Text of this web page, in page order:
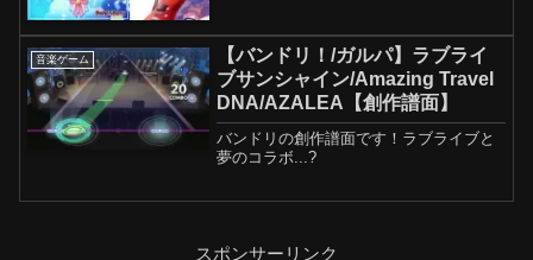
音楽ゲーム
【バンドリ！/ガルパ】ラブライ
ブサンシャイン/Amazing Travel
DNA/AZALEA【創作譜面】
バンドリの創作譜面です！ラブライブと
夢のコラボ...?
スポンサーリンク